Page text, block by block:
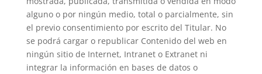
alguno o por ningún medio, total o parcialmente, sin
el previo consentimiento por escrito del Titular. No
se podrá cargar o republicar Contenido del web en
ningún sitio de Internet, Intranet o Extranet ni
integrar la información en bases de datos o